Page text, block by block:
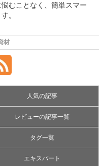
むことなく、簡単スマー
。
材
人気の記事
レビューの記事一覧
タグ一覧
エキスパート